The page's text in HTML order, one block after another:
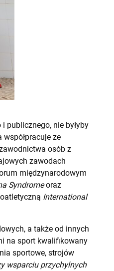
publicznego, nie byłyby
ze
osób z
zawodach
międzynarodowym
Syndromeoraz
International
a także od innych
na sport kwalifikowany
sportowe, strojów
wsparciu przychylnych